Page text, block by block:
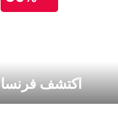
اكتشف فرنسا